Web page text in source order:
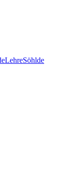
LehreSöhlde